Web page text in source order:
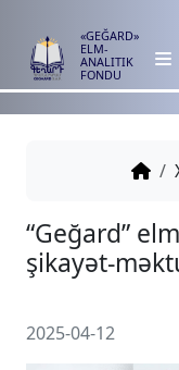
«GEĞARD»
ELM-
ANALITIK
FONDU
şikayət-
2025-04-12